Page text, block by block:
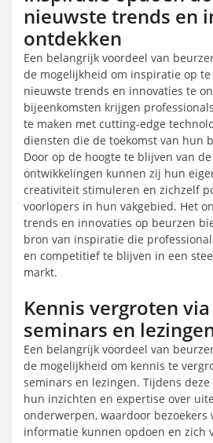
nieuwste trends en
ontdekken
Een belangrijk voordeel van
de mogelijkheid om inspiratie op
nieuwste trends en innovaties te
bijeenkomsten krijgen
te maken met cutting-edge
diensten die de toekomst van hun
Door op de hoogte te blijven van
ontwikkelingen kunnen zij hun
creativiteit stimuleren en zichzelf
voorlopers in hun vakgebied. Het
trends en innovaties op beurzen
bron van inspiratie die
en competitief te blijven in een
markt.
Kennis vergroten
seminars en
Een belangrijk voordeel van
de mogelijkheid om kennis te
seminars en lezingen. Tijdens
hun inzichten en expertise over
onderwerpen, waardoor bezoekers
informatie kunnen opdoen en zich